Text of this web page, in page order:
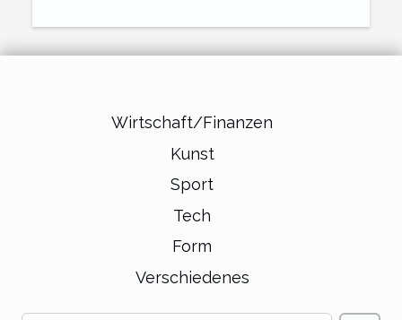
Wirtschaft/Finanzen
Kunst
Sport
Tech
Form
Verschiedenes